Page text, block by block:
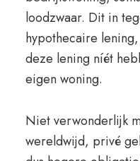
loodzwaar. Dit in
hypothecaire
deze lening níét
eigen woning.
Niet verwonderlijk
wereldwijd, privé